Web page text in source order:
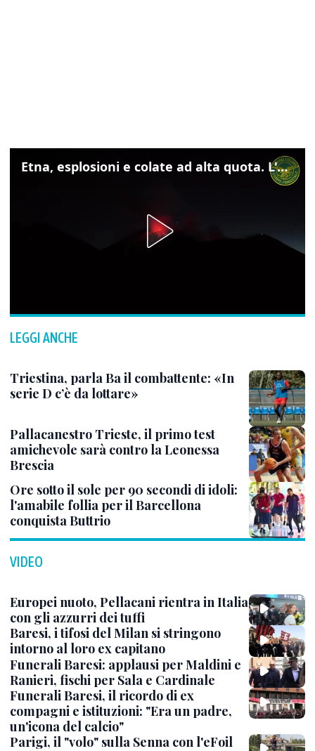
Etna, esplosioni e colate ad alta quota. L'aeroporto di Catania verso la normalità
LEGGI ANCHE
Triestina, parla Ba il combattente: «In
serie D c’è da lottare»
Pallacanestro Trieste, il primo test
amichevole sarà contro la Leonessa
Brescia
Ore sotto il sole per 90 secondi di idoli:
l'amabile follia per il Barcellona
conquista Buttrio
VIDEO
Europei nuoto, Pellacani rientra in Italia
con gli azzurri dei tuffi
Baresi, i tifosi del Milan si stringono
intorno al loro ex capitano
Funerali Baresi: applausi per Maldini e
Ranieri, fischi per Sala e Cardinale
Funerali Baresi, il ricordo di ex
compagni e istituzioni: "Era un padre,
un'icona del calcio"
Parigi, il "volo" sulla Senna con l'eFoil